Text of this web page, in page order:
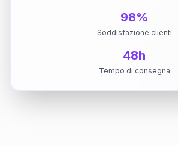
98%
Soddisfazione clienti
48h
Tempo di consegna